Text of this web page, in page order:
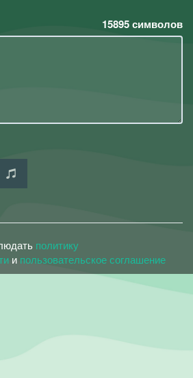
15895символов
политику
и пользовательское соглашение